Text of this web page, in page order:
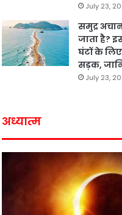
July 23,
समुद्र
जाता है?
घंटों के
सड़क,
July 23,
अध्यात्म